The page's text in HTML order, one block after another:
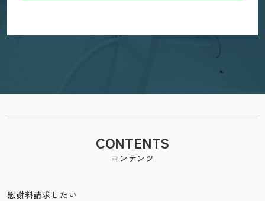
CONTENTS
コンテンツ
慰謝料請求したい